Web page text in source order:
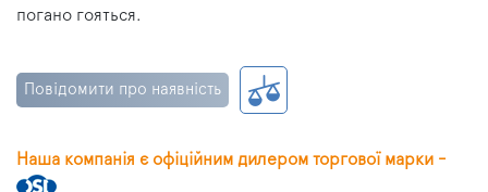
погано гояться.
Повідомити про наявність
Наша компанія є офіційним дилером торгової марки -